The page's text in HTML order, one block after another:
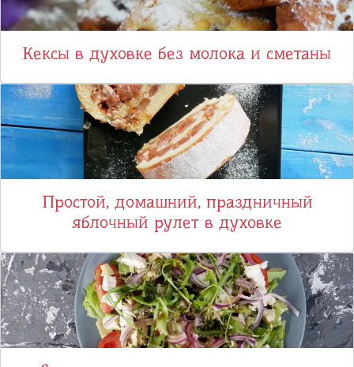
Кексы в духовке без молока и сметаны
Простой, домашний, праздничный
яблочный рулет в духовке